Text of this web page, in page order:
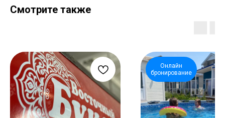
Смотрите также
Онлайн
бронирование